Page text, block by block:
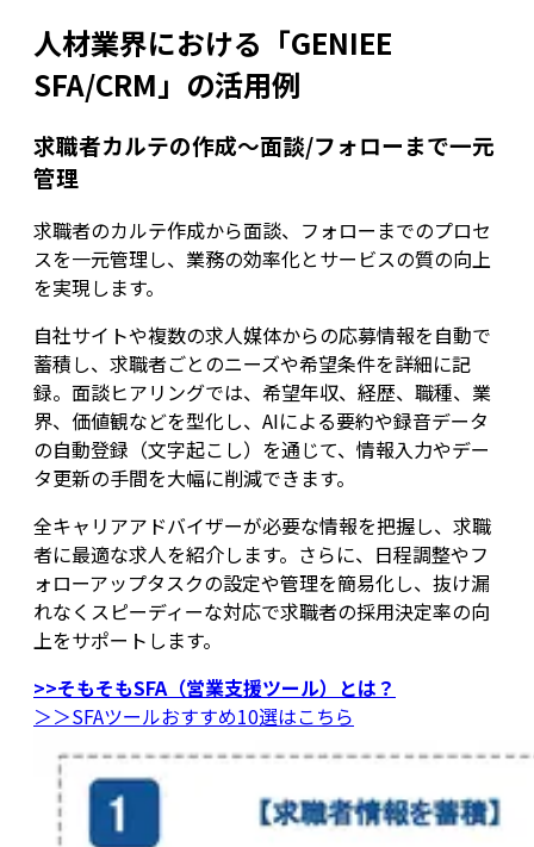
人材業界における「GENIEE
SFA/CRM」の活用例
求職者カルテの作成～面談/フォローまで一元
管理
求職者のカルテ作成から面談、フォローまでのプロセ
スを一元管理し、業務の効率化とサービスの質の向上
を実現します。
自社サイトや複数の求人媒体からの応募情報を自動で
蓄積し、求職者ごとのニーズや希望条件を詳細に記
録。面談ヒアリングでは、希望年収、経歴、職種、業
界、価値観などを型化し、AIによる要約や録音データ
の自動登録（文字起こし）を通じて、情報入力やデー
タ更新の手間を大幅に削減できます。
全キャリアアドバイザーが必要な情報を把握し、求職
者に最適な求人を紹介します。さらに、日程調整やフ
ォローアップタスクの設定や管理を簡易化し、抜け漏
れなくスピーディーな対応で求職者の採用決定率の向
上をサポートします。
>>そもそもSFA（営業支援ツール）とは？
＞＞SFAツールおすすめ10選はこちら